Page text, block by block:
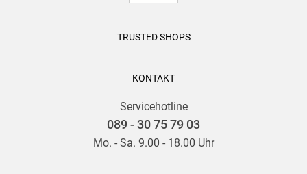
TRUSTED SHOPS
KONTAKT
Servicehotline
089 - 30 75 79 03
Mo. - Sa. 9.00 - 18.00 Uhr